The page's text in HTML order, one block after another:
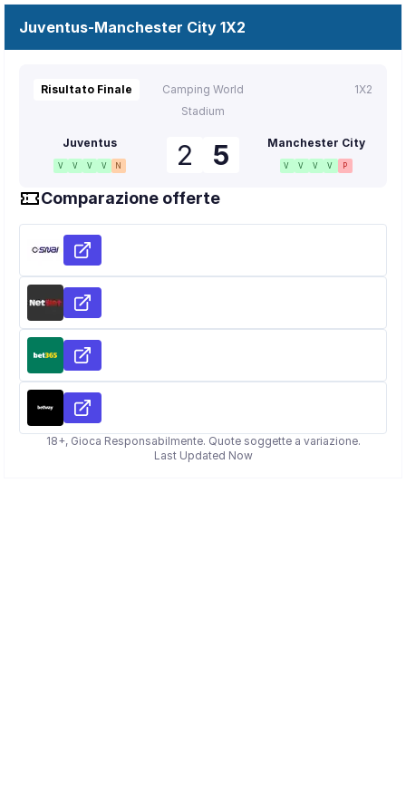
Juventus-Manchester City 1X2
Risultato Finale
Camping World
Stadium
1X2
Juventus
V V V V N 2 5 Manchester City
V V V V P
Comparazione offerte
18+, Gioca Responsabilmente. Quote soggette a variazione.
Last Updated Now